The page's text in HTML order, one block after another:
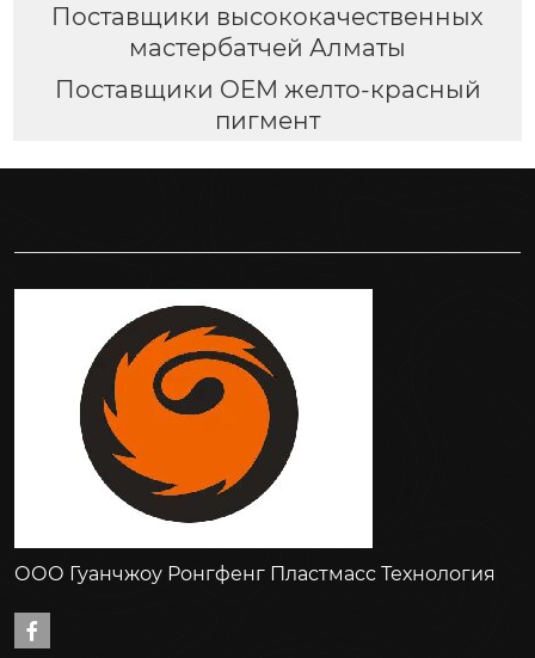
Поставщики высококачественных
мастербатчей Алматы
Поставщики OEM желто-красный
пигмент
ООО Гуанчжоу Ронгфенг Пластмасс Технология
